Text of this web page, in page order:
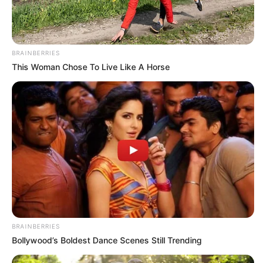
nich fani klasycznych westernów.Kino Lorberujawniło
bowiem, że przygotowuje na końcówkę maja premieręwydań
4K UHDz produkcjami „Za garść dolarów” oraz „Za kilka
dolarów więcej”. Obydwie produkcje trafią do sprzedaży31
nakładkach, które są standardem dla tego wydawcy. Niestety
podobnie jak przy okazji „Dobrego, złego i brzydkiego”, czyli
trzeciej części trylogii Leone, dwie poprzednie produkcje
również otrzymająobraz w rozdzielczości 4K, ale bez
systemu HDR.
BRAINBERRIES
This Woman Chose To Live Like A Horse
BRAINBERRIES
Bollywood’s Boldest Dance Scenes Still Trending